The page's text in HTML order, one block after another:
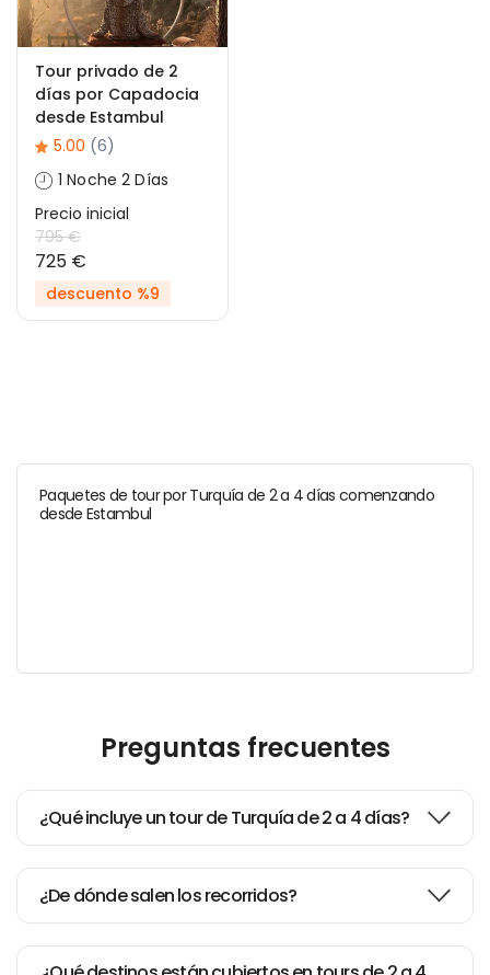
Tour privado de 2
días por Capadocia
desde Estambul
5.00 (6)
1 Noche 2 Días
Precio inicial
795 €
725 €
descuento %9
Paquetes de tour por Turquía de 2 a 4 días comenzando
desde Estambul
Preguntas frecuentes
¿Qué incluye un tour de Turquía de 2 a 4 días?
¿De dónde salen los recorridos?